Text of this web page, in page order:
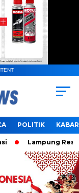
POLITIK
Lampung Resmi